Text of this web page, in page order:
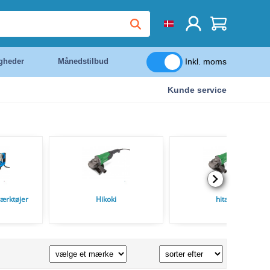
Månedstilbud Inkl. moms
Kunde service
Hikoki hitachi